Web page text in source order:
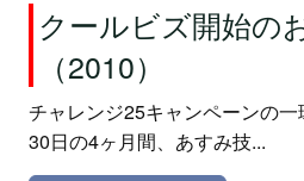
クールビズ開始の
（2010）
チャレンジ25キャンペーンの
30日の4ヶ月間、あすみ技...